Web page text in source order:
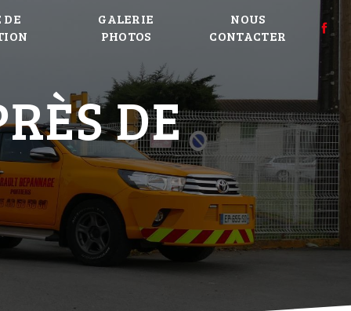
DE
GALERIE
PHOTOS
NOUS
CONTACTER
DE